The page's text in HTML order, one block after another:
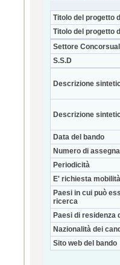
Titolo del progetto
Titolo del progetto
Settore
S.S.D
Descrizione
Descrizione
Data del bando
Numero di
Periodicità
E' richiesta
Paesi in cui può
ricerca
Paesi di residenza
Nazionalità dei
Sito web del bando